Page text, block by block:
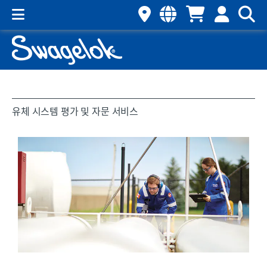
유체 시스템 평가 및 자문 서비스